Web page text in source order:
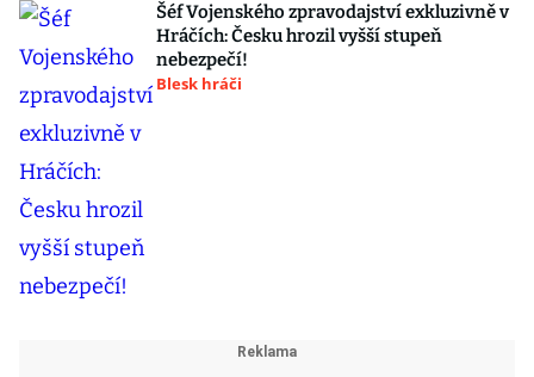
Šéf Vojenského zpravodajství exkluzivně v
Hráčích: Česku hrozil vyšší stupeň
nebezpečí!
Blesk hráči